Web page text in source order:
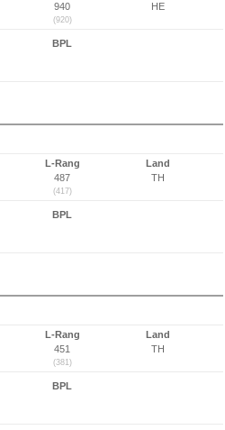
940
(920)
HE
BPL
L-Rang
487
(417)
Land
TH
BPL
L-Rang
451
(381)
Land
TH
BPL